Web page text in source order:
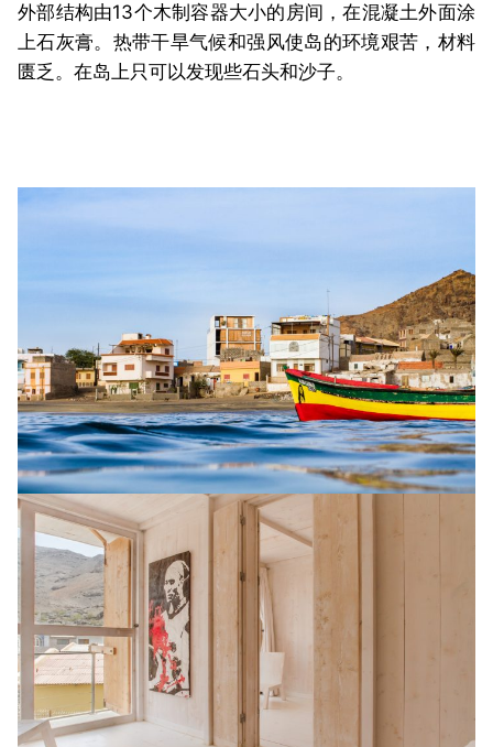
外部结构由13个木制容器大小的房间，在混凝土外面涂
上石灰膏。热带干旱气候和强风使岛的环境艰苦，材料
匮乏。在岛上只可以发现些石头和沙子。